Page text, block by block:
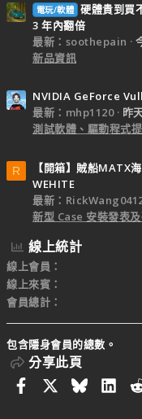
電玩/軟體 硬體貴到買
3 年內翻倍
最新：soothepain
新品資訊
NVIDIA GeForce
最新：mhp1120
昨
測試軟體、驅動程式
R
【開箱】賊船MATX
WEHITE
最新：
新型 Case 安裝發表
線上統計
線上會員
線上來賓
會員總計
包含隱身會員的總數。
分享此頁
FacebookBluesky